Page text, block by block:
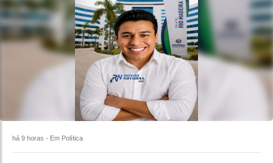
há 9 horas - Em Política